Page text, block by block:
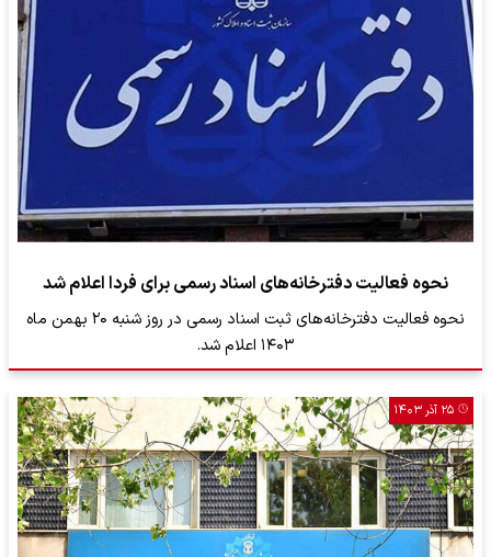
نحوه فعالیت دفترخانه‌‌های اسناد رسمی برای فردا اعلام شد
نحوه فعالیت دفترخانه‌های ثبت اسناد رسمی در روز شنبه ۲۰ بهمن ماه
۱۴۰۳ اعلام شد.
۲۵ آذر ۱۴۰۳